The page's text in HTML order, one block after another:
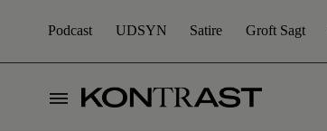
Podcast UDSYN Satire Groft Sagt